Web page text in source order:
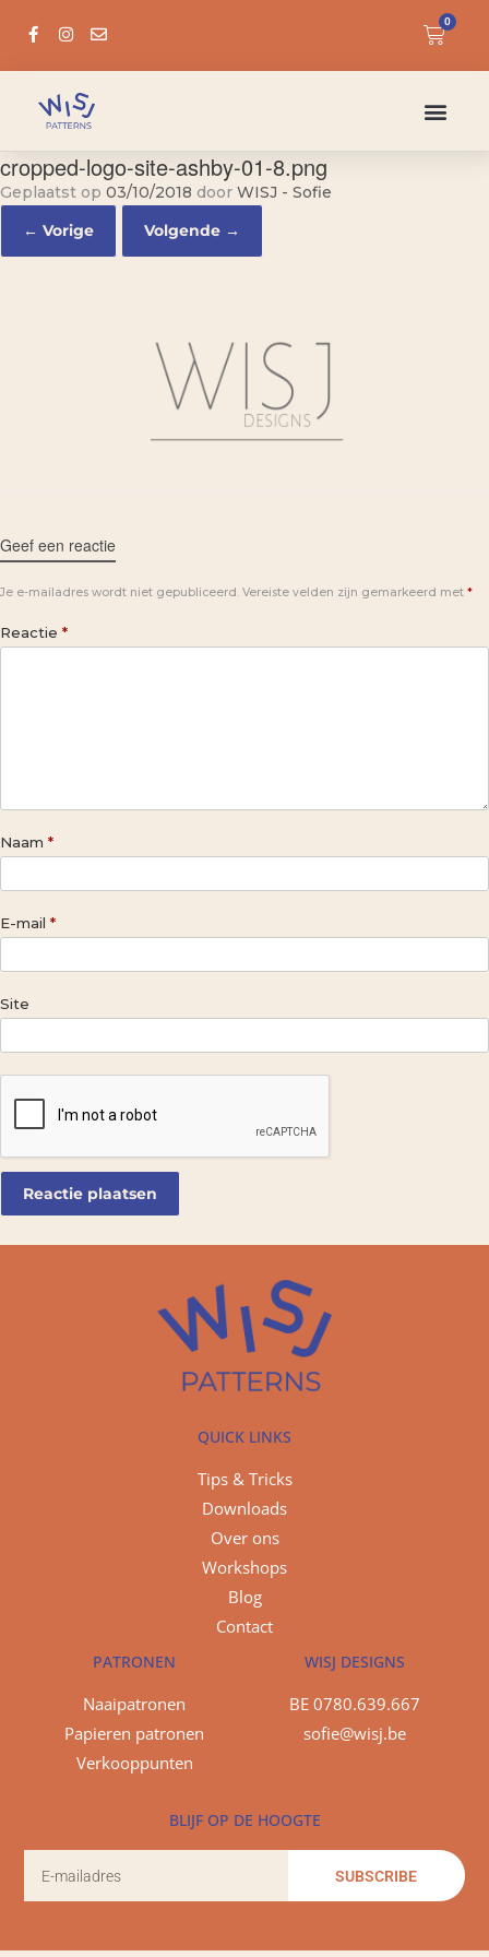
0
cropped-logo-site-ashby-01-8.png
Geplaatst op 03/10/2018 door WISJ - Sofie
← Vorige
Volgende →
Geef een reactie
Je e-mailadres wordt niet gepubliceerd. Vereiste velden zijn gemarkeerd met *
Reactie *
Naam *
E-mail *
Site
QUICK LINKS
Tips & Tricks
Downloads
Over ons
Workshops
Blog
Contact
PATRONEN
Naaipatronen
Papieren patronen
Verkooppunten
WISJ DESIGNS
BE 0780.639.667
sofie@wisj.be
BLIJF OP DE HOOGTE
SUBSCRIBE